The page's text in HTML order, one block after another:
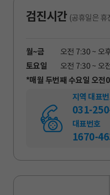
검진시간 (공휴일은 휴
월~금 오전 7:30 ~ 오
토요일 오전 7:30 ~ 오
*매월 두번째 수요일 오전
지역 대표
031-
대표번호
1670-